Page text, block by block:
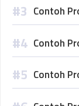
Contoh
Contoh
Contoh